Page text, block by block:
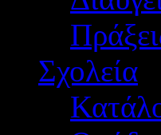
Σχολεία